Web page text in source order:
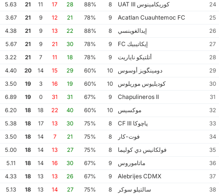
24
كوريكامينوس UAT III 8
88%
28
17
11
21
5.63
25
9
78%
21
12
9
21
3.67
26
إيدالغوينسي 8
88%
22
13
9
21
4.38
27
إيكاتيبيك FC 9
78%
30
21
9
21
5.67
28
أتلتيكو ناياريت 9
78%
18
11
7
21
3.22
29
دومينگويز أوسوس 10
60%
29
15
14
20
4.40
30
كوديليوس موريلوس 10
60%
19
16
3
19
3.50
31
9
67%
31
31
0
19
6.89
32
موكسيس 10
60%
40
22
18
18
6.20
33
پاچوكا CF III 8
75%
30
13
17
18
5.38
34
فوت-كار 8
75%
21
7
14
18
3.50
35
فولكانيس دي كوليما 8
75%
27
13
14
18
5.00
36
ماتاموروس 9
67%
30
16
14
18
5.11
37
9
67%
26
13
13
18
4.33
38
سالتيلو سوكر 8
75%
27
14
13
18
5.13